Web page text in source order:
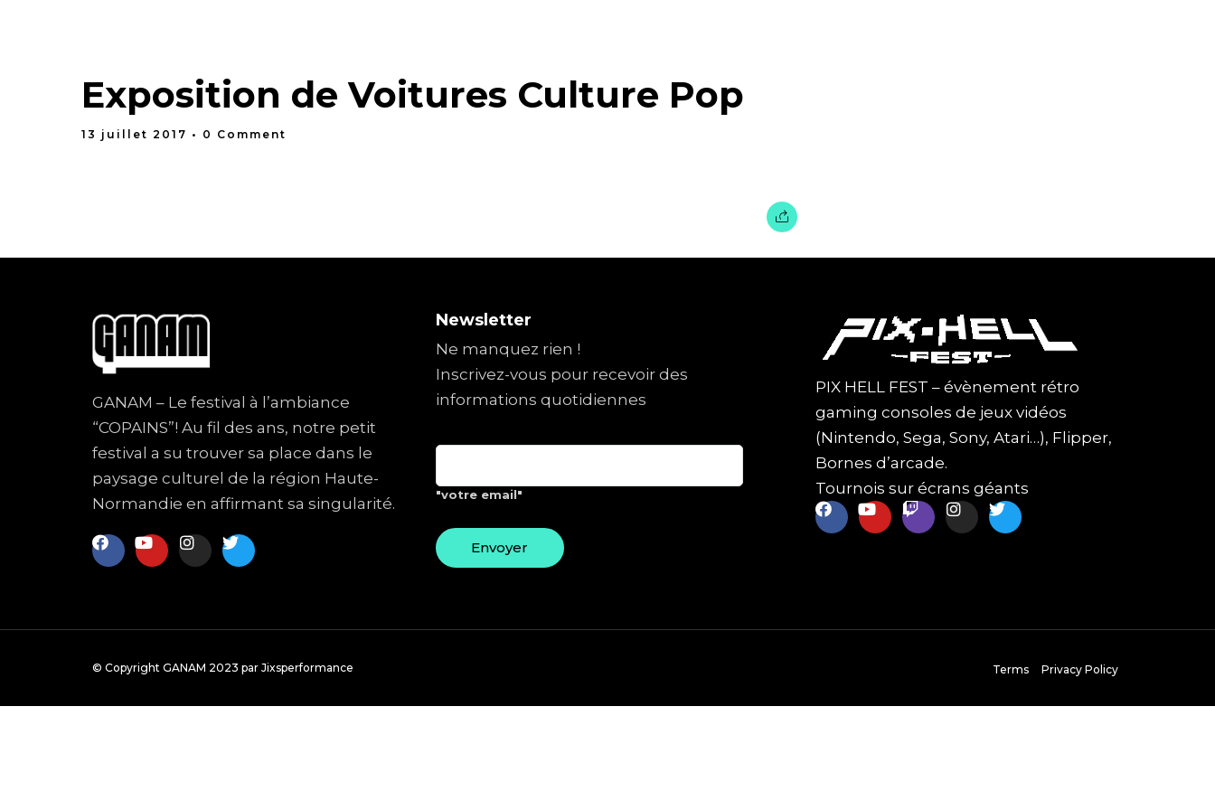
Exposition de Voitures Culture Pop
13 juillet 2017 • 0 Comment
GANAM – Le festival à l’ambiance
“COPAINS”! Au fil des ans, notre petit
festival a su trouver sa place dans le
paysage culturel de la région Haute-
Normandie en affirmant sa singularité.
Newsletter
Ne manquez rien !
Inscrivez-vous pour recevoir des
informations quotidiennes
"votre email"
PIX HELL FEST – évènement rétro
gaming consoles de jeux vidéos
(Nintendo, Sega, Sony, Atari…), Flipper,
Bornes d’arcade.
Tournois sur écrans géants
© Copyright GANAM 2023 par Jixsperformance Terms Privacy Policy